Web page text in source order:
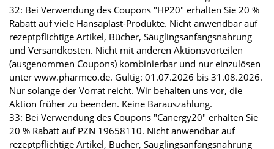
32: Bei Verwendung des Coupons "HP20" erhalten Sie 20 %
Rabatt auf viele Hansaplast-Produkte. Nicht anwendbar auf
rezeptpflichtige Artikel, Bücher, Säuglingsanfangsnahrung
und Versandkosten. Nicht mit anderen Aktionsvorteilen
(ausgenommen Coupons) kombinierbar und nur einzulösen
unter www.pharmeo.de. Gültig: 01.07.2026 bis 31.08.2026.
Nur solange der Vorrat reicht. Wir behalten uns vor, die
Aktion früher zu beenden. Keine Barauszahlung.
33: Bei Verwendung des Coupons "Canergy20" erhalten Sie
20 % Rabatt auf PZN 19658110. Nicht anwendbar auf
rezeptpflichtige Artikel, Bücher, Säuglingsanfangsnahrung